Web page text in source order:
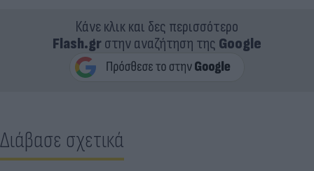
Κάνε κλικ και δες περισσότερο
Flash.grστην αναζήτηση της Google
Διάβασε σχετικά